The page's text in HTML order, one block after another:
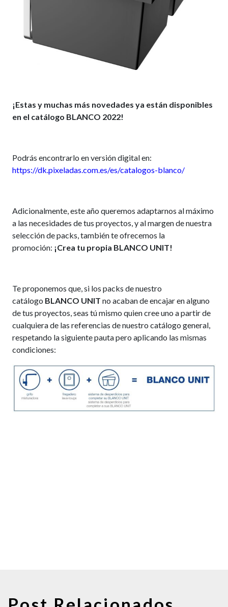
¡Estas y muchas más novedades ya están disponibles
en el catálogo BLANCO 2022!
Podrás encontrarlo en versión digital en:
https://dk.pixeladas.com.es/es/catalogos-blanco/
Adicionalmente, este año queremos adaptarnos al máximo
a las necesidades de tus proyectos, y al margen de nuestra
selección de packs, también te ofrecemos la
promoción: ¡Crea tu propia BLANCO UNIT!
Te proponemos que, si los packs de nuestro
catálogo BLANCO UNIT no acaban de encajar en alguno
de tus proyectos, seas tú mismo quien cree uno a partir de
cualquiera de las referencias de nuestro catálogo general,
respetando la siguiente pauta pero aplicando las mismas
condiciones: